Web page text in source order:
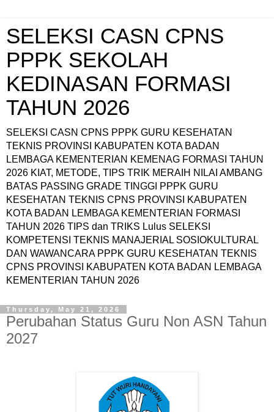
SELEKSI CASN CPNS
PPPK SEKOLAH
KEDINASAN FORMASI
TAHUN 2026
SELEKSI CASN CPNS PPPK GURU KESEHATAN
TEKNIS PROVINSI KABUPATEN KOTA BADAN
LEMBAGA KEMENTERIAN KEMENAG FORMASI TAHUN
2026 KIAT, METODE, TIPS TRIK MERAIH NILAI AMBANG
BATAS PASSING GRADE TINGGI PPPK GURU
KESEHATAN TEKNIS CPNS PROVINSI KABUPATEN
KOTA BADAN LEMBAGA KEMENTERIAN FORMASI
TAHUN 2026 TIPS dan TRIKS Lulus SELEKSI
KOMPETENSI TEKNIS MANAJERIAL SOSIOKULTURAL
DAN WAWANCARA PPPK GURU KESEHATAN TEKNIS
CPNS PROVINSI KABUPATEN KOTA BADAN LEMBAGA
KEMENTERIAN TAHUN 2026
Thursday, May 21, 2026
Perubahan Status Guru Non ASN Tahun
2027